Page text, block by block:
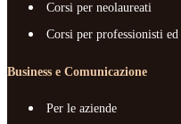
Corsi per neolaureati
Corsi per professionisti ed
Business e Comunicazione
Per le aziende